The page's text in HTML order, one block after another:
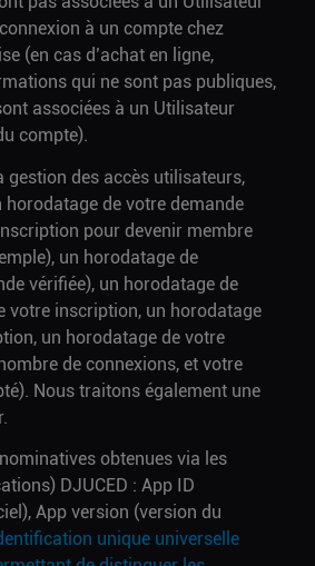
à un compte chez
(en cas d’achat en ligne,
qui ne sont pas publiques,
associées à un Utilisateur
compte).
gestion des accès utilisateurs,
de votre demande
pour devenir membre
un horodatage de
vérifiée), un horodatage de
votre inscription, un horodatage
un horodatage de votre
de connexions, et votre
Nous traitons également une
obtenues via les
DJUCED : App ID
App version (version du
unique universelle